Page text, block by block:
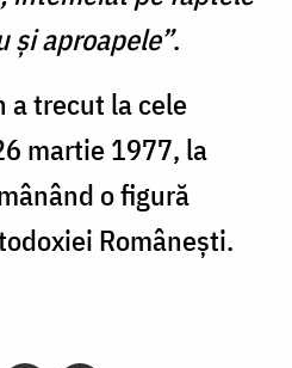
şi aproapele”.
trecut la cele
martie 1977, la
o figură
Românești.